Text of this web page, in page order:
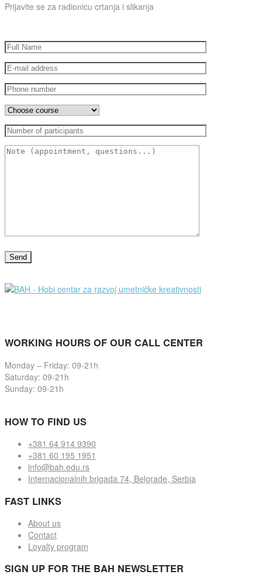
Prijavite se za radionicu crtanja i slikanja
WORKING HOURS OF OUR CALL CENTER
Monday – Friday: 09-21h
Saturday: 09-21h
Sunday: 09-21h
HOW TO FIND US
+381 64 914 9390
+381 60 195 1951
info@bah.edu.rs
Internacionalnih brigada 74, Belgrade, Serbia
FAST LINKS
About us
Contact
Loyalty program
SIGN UP FOR THE BAH NEWSLETTER